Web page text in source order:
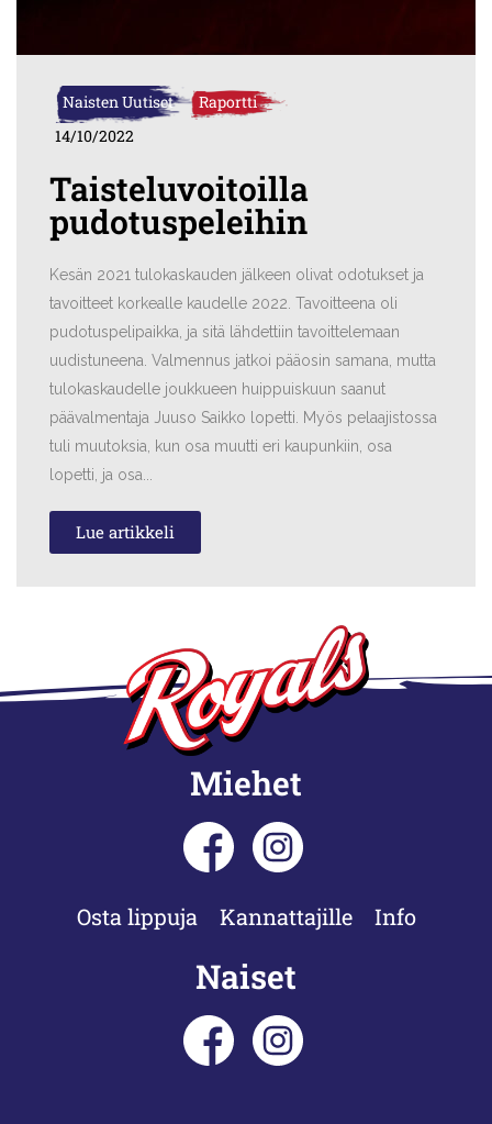
Naisten Uutiset
Raportti
14/10/2022
Taisteluvoitoilla
pudotuspeleihin
Kesän 2021 tulokaskauden jälkeen olivat odotukset ja
tavoitteet korkealle kaudelle 2022. Tavoitteena oli
pudotuspelipaikka, ja sitä lähdettiin tavoittelemaan
uudistuneena. Valmennus jatkoi pääosin samana, mutta
tulokaskaudelle joukkueen huippuiskuun saanut
päävalmentaja Juuso Saikko lopetti. Myös pelaajistossa
tuli muutoksia, kun osa muutti eri kaupunkiin, osa
lopetti, ja osa...
Lue artikkeli
Miehet
Osta lippuja Kannattajille Info
Naiset